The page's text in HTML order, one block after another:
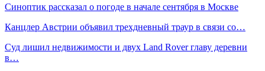
Синоптик рассказал о погоде в начале сентября в Москве
Канцлер Австрии объявил трехдневный траур в связи со…
Суд лишил недвижимости и двух Land Rover главу деревни
в…